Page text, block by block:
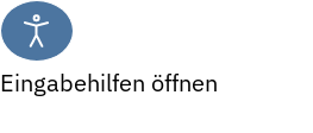
Eingabehilfen öffnen
Zum Hauptinhalt springen